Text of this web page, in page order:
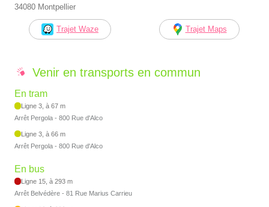
34080 Montpellier
Trajet Waze Trajet Maps
Venir en transports en commun
En tram
Ligne 3, à 67 m
Arrêt Pergola - 800 Rue d'Alco
Ligne 3, à 66 m
Arrêt Pergola - 800 Rue d'Alco
En bus
Ligne 15, à 293 m
Arrêt Belvédère - 81 Rue Marius Carrieu